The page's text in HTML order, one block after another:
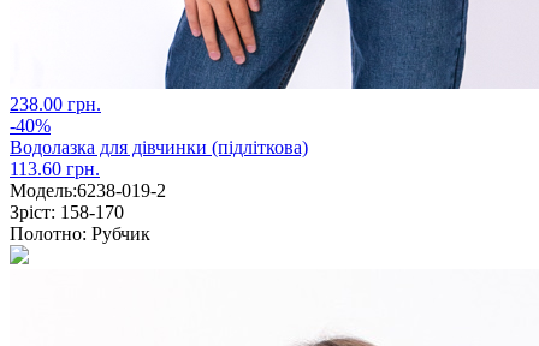
238.00 грн.
-40%
Водолазка для дівчинки (підліткова)
113.60 грн.
Модель:6238-019-2
Зріст: 158-170
Полотно: Рубчик